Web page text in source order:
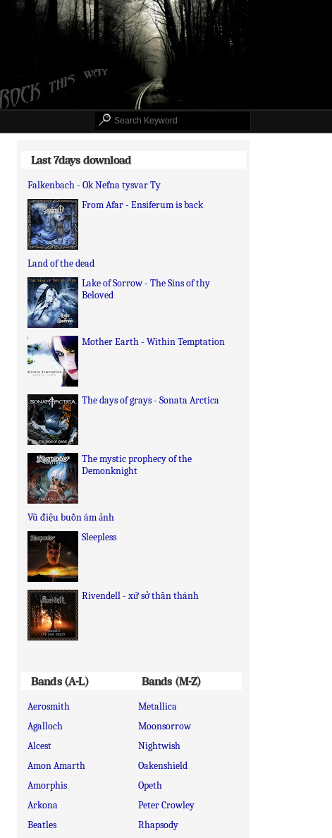
Last 7days download
Falkenbach - Ok Nefna tysvar Ty
From Afar - Ensiferum is back
Land of the dead
Lake of Sorrow - The Sins of thy
Beloved
Mother Earth - Within Temptation
The days of grays - Sonata Arctica
The mystic prophecy of the
Demonknight
Vũ điệu buồn ám ảnh
Sleepless
Rivendell - xứ sở thần thánh
Bands (A-L)
Aerosmith
Agalloch
Alcest
Amon Amarth
Amorphis
Arkona
Beatles
Bands (M-Z)
Metallica
Moonsorrow
Nightwish
Oakenshield
Opeth
Peter Crowley
Rhapsody